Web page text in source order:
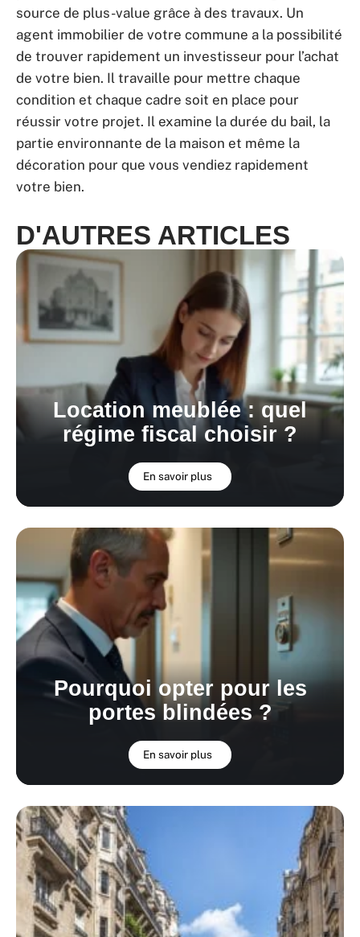
source de plus-value grâce à des travaux. Un
agent immobilier de votre commune a la possibilité
de trouver rapidement un investisseur pour l’achat
de votre bien. Il travaille pour mettre chaque
condition et chaque cadre soit en place pour
réussir votre projet. Il examine la durée du bail, la
partie environnante de la maison et même la
décoration pour que vous vendiez rapidement
votre bien.
D'AUTRES ARTICLES
Location meublée : quel
régime fiscal choisir ?
En savoir plus
Pourquoi opter pour les
portes blindées ?
En savoir plus